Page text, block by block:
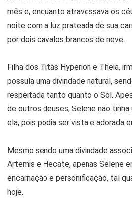
mês e, enquanto atravessava os
noite com a luz prateada de sua
por dois cavalos brancos de neve.
Filha dos Titãs Hyperion e Theia,
possuía uma divindade natural,
respeitada tanto quanto o Sol.
de outros deuses, Selene não
ela, pois podia ser vista e adorada
Mesmo sendo uma divindade
Artemis e Hecate, apenas Selene
encarnação e personificação, tal
hoje.